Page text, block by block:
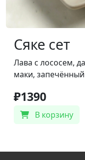
Сяке сет
Лава с лососем,
маки,
₽1390
В корзину